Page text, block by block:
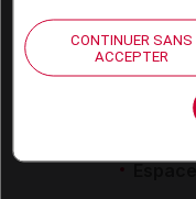
CONTINUER SANS
ACCEPTER